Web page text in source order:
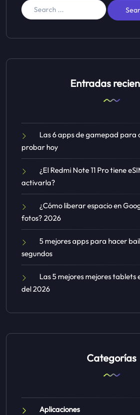
Entradas
Las 6 apps de gamepad para
probar hoy
¿El Redmi Note 11 Pro tiene
activarla?
¿Cómo liberar espacio en
fotos? 2026
5 mejores apps para hacer
segundos
Las 5 mejores mejores tablets
del 2026
Categorías
Aplicaciones